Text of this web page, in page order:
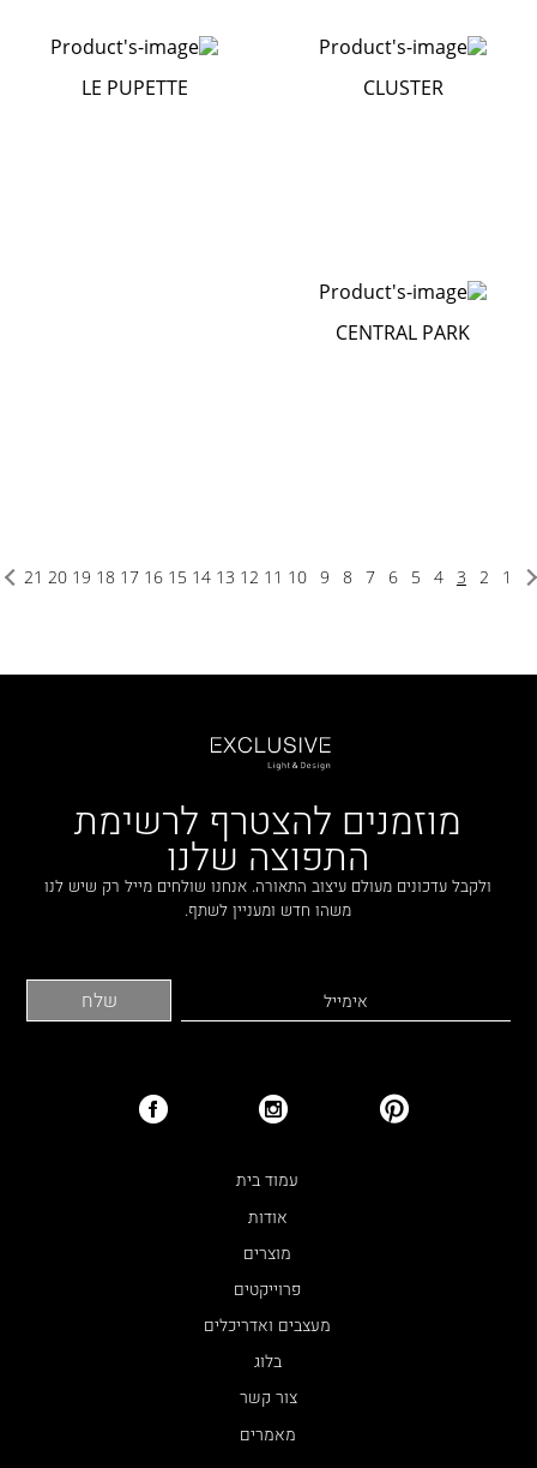
CLUSTER
LE PUPETTE
CENTRAL PARK
1
2
3
4
5
6
7
8
9
10
11
12
13
14
15
16
17
18
19
20
21
מוזמנים להצטרף לרשימת
התפוצה שלנו
ולקבל עדכונים מעולם עיצוב התאורה. אנחנו שולחים מייל רק שיש לנו
משהו חדש ומעניין לשתף.
עמוד בית
אודות
מוצרים
פרוייקטים
מעצבים ואדריכלים
בלוג
צור קשר
מאמרים